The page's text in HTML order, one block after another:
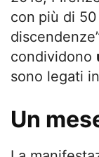
con più di
condividono
sono legati
Un